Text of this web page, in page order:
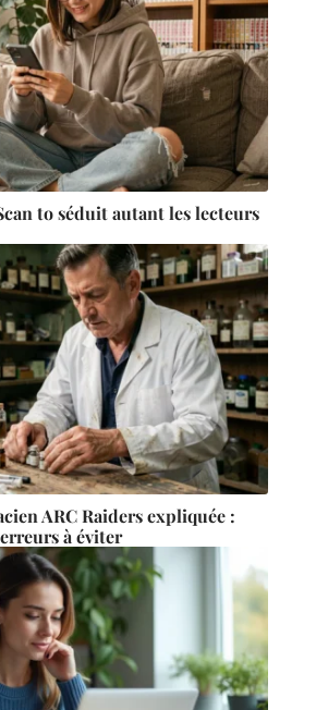
to séduit autant les lecteurs
ARC Raiders expliquée :
à éviter